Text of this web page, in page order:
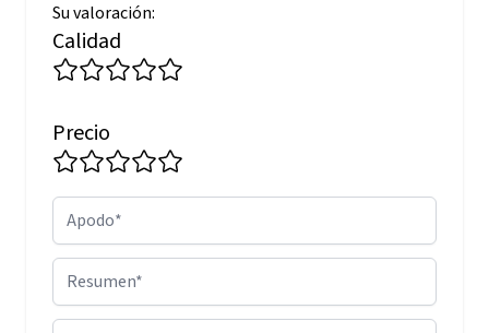
Su valoración:
Calidad
Precio
Apodo
Resumen